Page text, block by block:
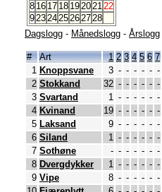
8 16 17 18 19202122
9232425262728
Dagslogg - Månedslogg - Årslogg
# Art 1 2 3 4 5 6 7
1 Knoppsvane 3 - - - - - -
2 Stokkand 32 - - - - - -
3 Svartand 1 - - - - - -
4 Kvinand 19 - - - - - -
5 Laksand 9 - - - - - -
6 Siland 1 - - - - - -
7 Sothøne - - - - - - -
8 Dvergdykker 1 - - - - - -
9 Vipe 8 - - - - - -